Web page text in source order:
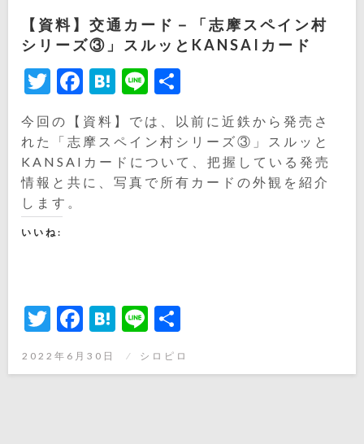
【資料】交通カード－「志摩スペイン村
シリーズ③」スルッとKANSAIカード
Twitter
Facebook
Hatena
Line
有
今回の【資料】では、以前に近鉄から発売さ
れた「志摩スペイン村シリーズ③」スルッと
KANSAIカードについて、把握している発売
情報と共に、写真で所有カードの外観を紹介
します。
いいね:
Twitter
Facebook
Hatena
Line
有
投
日:
2022年6月30日 シロピロ